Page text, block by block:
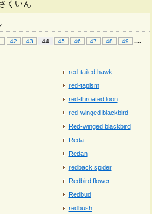
くいん
42 43 44 45 46 47 48 49 ....
red-tailed hawk
red-tapism
red-throated loon
red-winged blackbird
Red-winged blackbird
Reda
Redan
redback spider
Redbird flower
Redbud
redbush